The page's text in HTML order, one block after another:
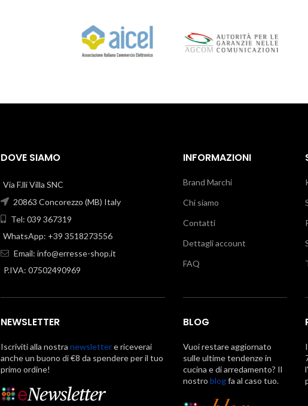
DOVE SIAMO
Via F.lli Villa SNC
20863 Concorezzo (MB) Italy
Tel: 039 367319
WhatsApp: +39 3518273556
Email: info@erresse-shop.it
P.IVA: 07502490969
NEWSLETTER
Iscriviti alla nostra newslettere riceverai
anche un buono di €8 da spendere per il tuo
primo ordine!
INFORMAZIONI
Brand Marchi
Chi siamo
Contatti
Dettagli account
FAQ
BLOG
Vuoi restare aggiornato
sulle ultime tendenze in
cucina e di arredamento? Il
nostro blogfa al caso tuo.